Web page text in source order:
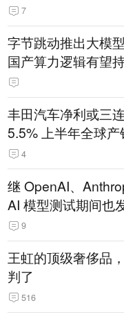
7
字节跳动推出大模
国产算力逻辑有望
丰田汽车净利或三
5.5% 上半年全球
14.3万辆
4
继 OpenAI、
AI 模型测试期间也
9
王虹的顶级奢侈品
判了
516